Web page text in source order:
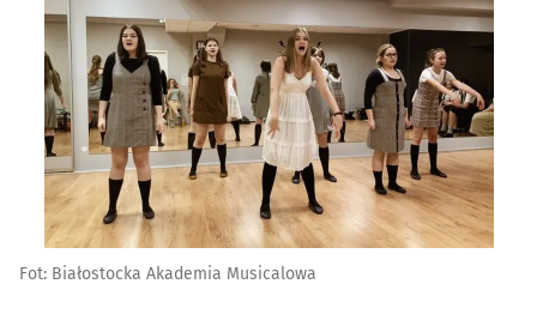
Fot: Białostocka Akademia Musicalowa